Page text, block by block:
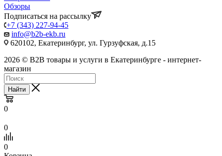
Обзоры
Подписаться на рассылку
+7 (343) 227-94-45
info@b2b-ekb.ru
620102, Екатеринбург, ул. Гурзуфская, д.15
2026 © B2B товары и услуги в Екатеринбурге - интернет-
магазин
Найти
0
0
0